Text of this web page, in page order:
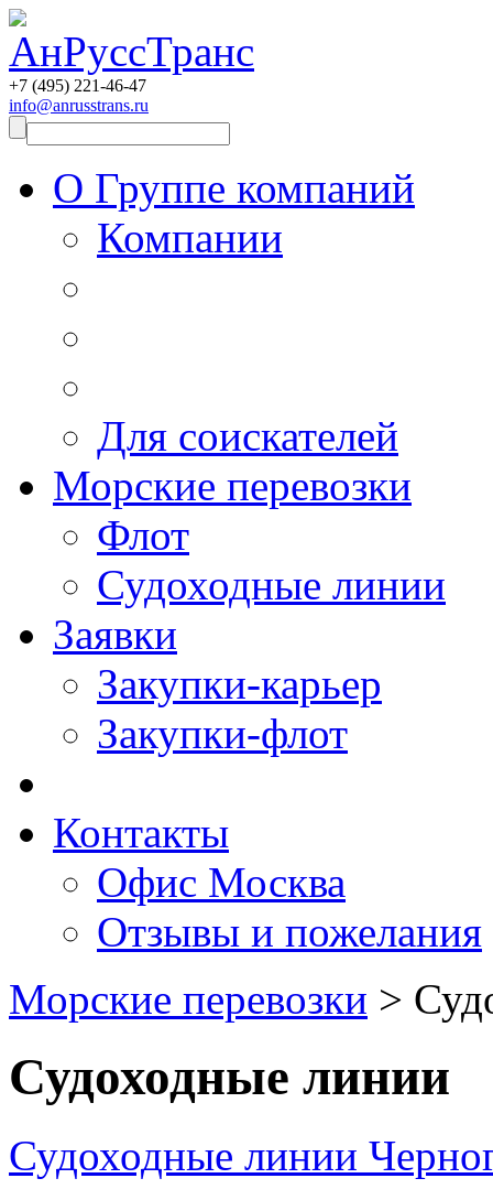
+7 (495) 221-46-47
info@anrusstrans.ru
О Группе компаний
Компании
Для соискателей
Морские перевозки
Флот
Судоходные линии
Заявки
Закупки-карьер
Закупки-флот
Контакты
Офис Москва
Отзывы и пожелания
Морские перевозки >
Судоходные линии
Судоходные линии